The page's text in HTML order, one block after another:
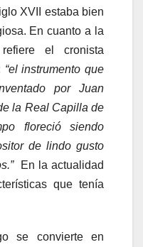
XVII estaba bien
En cuanto a la
el cronista
“el instrumento que
por Juan
la Real Capilla de
floreció siendo
de lindo gusto
En la actualidad
que tenía
se convierte en